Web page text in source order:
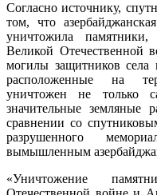
Согласно источнику,
том, что
уничтожила
Великой Отечественной
могилы защитников
расположенные на
уничтожен не только
значительные земляные
сравнении со
разрушенного
вымышленным
«Уничтожение